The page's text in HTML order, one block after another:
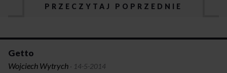
PRZECZYTAJ POPRZEDNIE
Getto
Wojciech Wytrych · 14-5-2014